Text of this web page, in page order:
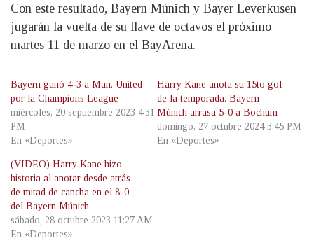
Con este resultado, Bayern Múnich y Bayer Leverkusen
jugarán la vuelta de su llave de octavos el próximo
martes 11 de marzo en el BayArena.
Bayern ganó 4-3 a Man. United
por la Champions League
miércoles, 20 septiembre 2023 4:31
PM
En «Deportes»
Harry Kane anota su 15to gol
de la temporada. Bayern
Múnich arrasa 5-0 a Bochum
domingo, 27 octubre 2024 3:45 PM
En «Deportes»
(VIDEO) Harry Kane hizo
historia al anotar desde atrás
de mitad de cancha en el 8-0
del Bayern Múnich
sábado, 28 octubre 2023 11:27 AM
En «Deportes»